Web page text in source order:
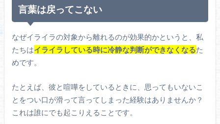
言葉は戻ってこない
なぜイライラの対象から離れるのが効果的かというと、私
たちはイライラしている時に冷静な判断ができなくなるた
めです。
たとえば、彼と喧嘩をしているときに、思ってもいないこ
とをつい口が滑って言ってしまった経験はありませんか？
これは誰にでも起こりえることです。